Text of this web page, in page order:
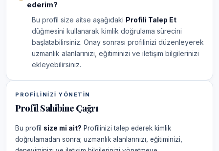
ederim?
Bu profil size aitse aşağıdaki Profili Talep Et
düğmesini kullanarak kimlik doğrulama sürecini
başlatabilirsiniz. Onay sonrası profilinizi düzenleyerek
uzmanlık alanlarınızı, eğitiminizi ve iletişim bilgilerinizi
ekleyebilirsiniz.
PROFILINIZI YÖNETIN
Profil Sahibine Çağrı
Bu profil size mi ait? Profilinizi talep ederek kimlik
doğrulamadan sonra; uzmanlık alanlarınızı, eğitiminizi,